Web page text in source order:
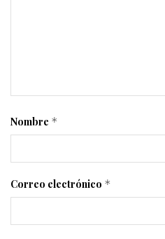
Nombre *
Correo electrónico *